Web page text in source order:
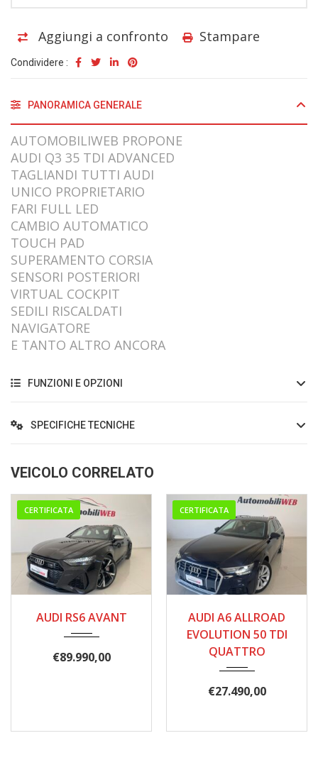
Aggiungi a confronto Stampare
Condividere :
PANORAMICA GENERALE
AUTOMOBILIWEB PROPONE
AUDI Q3 35 TDI ADVANCED
TAGLIANDI TUTTI AUDI
UNICO PROPRIETARIO
FARI FULL LED
CAMBIO AUTOMATICO
TOUCH PAD
SUPERAMENTO CORSIA
SENSORI POSTERIORI
VIRTUAL COCKPIT
SEDILI RISCALDATI
NAVIGATORE
E TANTO ALTRO ANCORA
FUNZIONI E OPZIONI
SPECIFICHE TECNICHE
VEICOLO CORRELATO
CERTIFICATA
115.000
AUDI RS6 AVANT
€89.990,00
CERTIFICATA
191.000
AUDI A6 ALLROAD
EVOLUTION 50 TDI
QUATTRO
€27.490,00